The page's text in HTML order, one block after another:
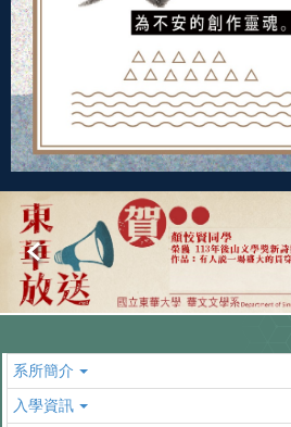
系所簡介
入學資訊